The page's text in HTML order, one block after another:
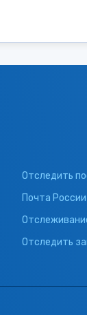
Отследить
Почта
Отследить